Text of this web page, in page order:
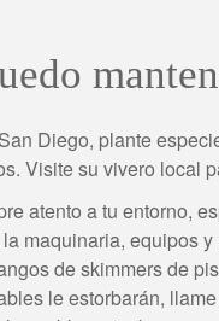
Diego, plante
Visite su vivero local
atento a tu entorno,
maquinaria, equipos
de skimmers de
le estorbarán,